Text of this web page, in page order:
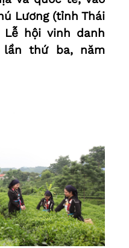
Lương (tỉnh Thái
Lễ hội vinh danh
lần thứ ba, năm